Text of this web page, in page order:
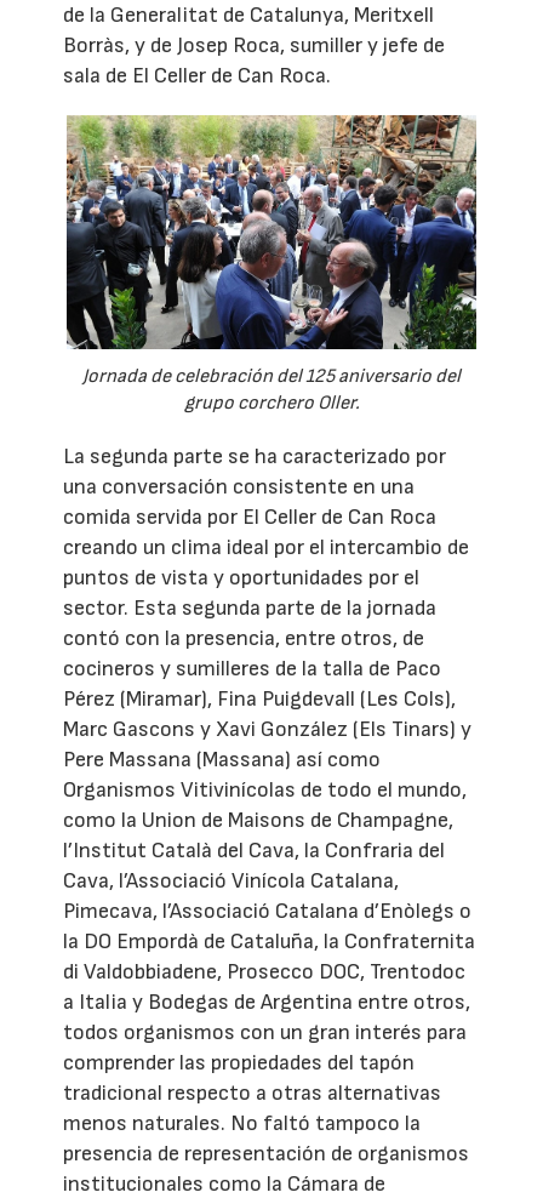
de la Generalitat de Catalunya, Meritxell
Borràs, y de Josep Roca, sumiller y jefe de
sala de El Celler de Can Roca.
Jornada de celebración del 125 aniversario del
grupo corchero Oller.
La segunda parte se ha caracterizado por
una conversación consistente en una
comida servida por El Celler de Can Roca
creando un clima ideal por el intercambio de
puntos de vista y oportunidades por el
sector. Esta segunda parte de la jornada
contó con la presencia, entre otros, de
cocineros y sumilleres de la talla de Paco
Pérez (Miramar), Fina Puigdevall (Les Cols),
Marc Gascons y Xavi González (Els Tinars) y
Pere Massana (Massana) así como
Organismos Vitivinícolas de todo el mundo,
como la Union de Maisons de Champagne,
l’Institut Català del Cava, la Confraria del
Cava, l’Associació Vinícola Catalana,
Pimecava, l’Associació Catalana d’Enòlegs o
la DO Empordà de Cataluña, la Confraternita
di Valdobbiadene, Prosecco DOC, Trentodoc
a Italia y Bodegas de Argentina entre otros,
todos organismos con un gran interés para
comprender las propiedades del tapón
tradicional respecto a otras alternativas
menos naturales. No faltó tampoco la
presencia de representación de organismos
institucionales como la Cámara de